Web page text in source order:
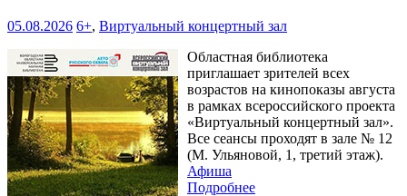
05.08.2026 6+, Виртуальный концертный зал
Областная библиотека
приглашает зрителей всех
возрастов на кинопоказы августа
в рамках всероссийского проекта
«Виртуальный концертный зал».
Все сеансы проходят в зале № 12
(М. Ульяновой, 1, третий этаж).
Афиша
Подробнее